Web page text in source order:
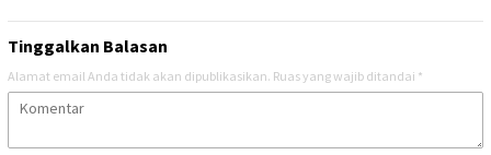
Tinggalkan Balasan
Alamat email Anda tidak akan dipublikasikan. Ruas yang wajib ditandai *